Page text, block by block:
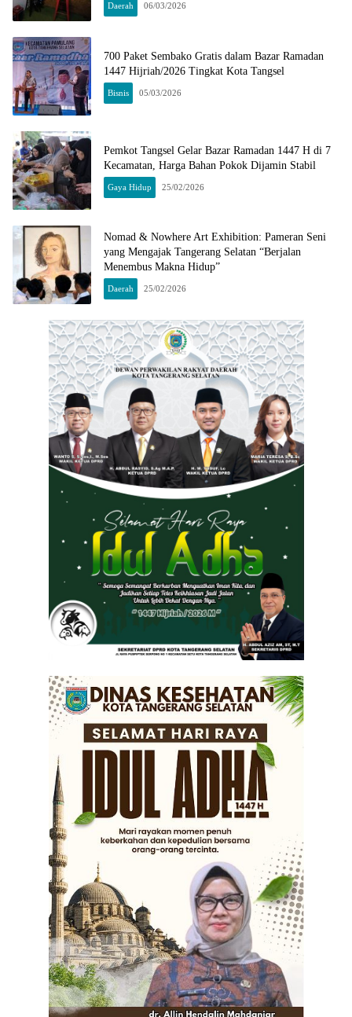
Daerah 06/03/2026
700 Paket Sembako Gratis dalam Bazar Ramadan
1447 Hijriah/2026 Tingkat Kota Tangsel
Bisnis 05/03/2026
Pemkot Tangsel Gelar Bazar Ramadan 1447 H di 7
Kecamatan, Harga Bahan Pokok Dijamin Stabil
Gaya Hidup 25/02/2026
Nomad & Nowhere Art Exhibition: Pameran Seni
yang Mengajak Tangerang Selatan “Berjalan
Menembus Makna Hidup”
Daerah 25/02/2026